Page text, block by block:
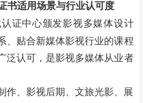
书适用场景与行业认可度
证中心颁发影视多媒体设计
、贴合新媒体影视行业的课程
泛认可，是影视多媒体从业者
作、影视后期、文旅光影、展